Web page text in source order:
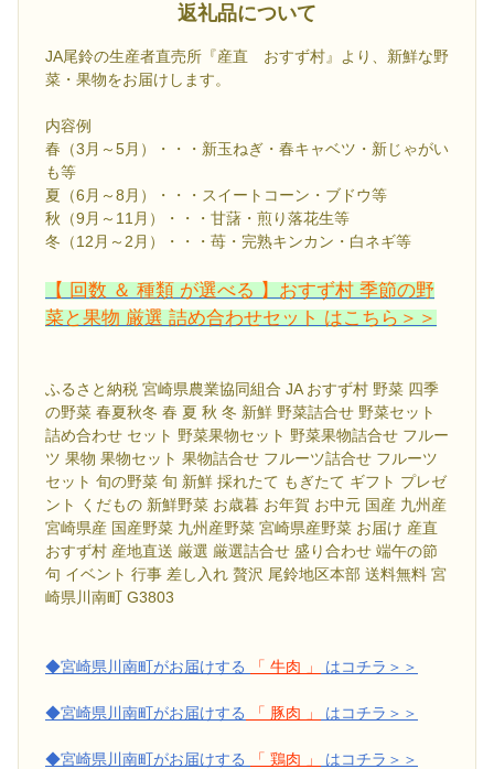
返礼品について
JA尾鈴の生産者直売所『産直 おすず村』より、新鮮な野
菜・果物をお届けします。
内容例
春（3月～5月）・・・新玉ねぎ・春キャベツ・新じゃがい
も等
夏（6月～8月）・・・スイートコーン・ブドウ等
秋（9月～11月）・・・甘藷・煎り落花生等
冬（12月～2月）・・・苺・完熟キンカン・白ネギ等
【 回数 ＆ 種類 が選べる 】おすず村 季節の野
菜と果物 厳選 詰め合わせセット はこちら＞＞
ふるさと納税 宮崎県農業協同組合 JA おすず村 野菜 四季
の野菜 春夏秋冬 春 夏 秋 冬 新鮮 野菜詰合せ 野菜セット
詰め合わせ セット 野菜果物セット 野菜果物詰合せ フルー
ツ 果物 果物セット 果物詰合せ フルーツ詰合せ フルーツ
セット 旬の野菜 旬 新鮮 採れたて もぎたて ギフト プレゼ
ント くだもの 新鮮野菜 お歳暮 お年賀 お中元 国産 九州産
宮崎県産 国産野菜 九州産野菜 宮崎県産野菜 お届け 産直
おすず村 産地直送 厳選 厳選詰合せ 盛り合わせ 端午の節
句 イベント 行事 差し入れ 贅沢 尾鈴地区本部 送料無料 宮
崎県川南町 G3803
◆宮崎県川南町がお届けする 「 牛肉 」 はコチラ＞＞
◆宮崎県川南町がお届けする 「 豚肉 」 はコチラ＞＞
◆宮崎県川南町がお届けする 「 鶏肉 」 はコチラ＞＞